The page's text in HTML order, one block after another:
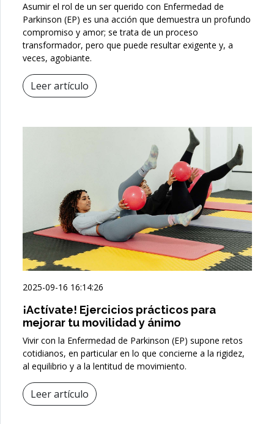
Asumir el rol de un ser querido con Enfermedad de
Parkinson (EP) es una acción que demuestra un profundo
compromiso y amor; se trata de un proceso
transformador, pero que puede resultar exigente y, a
veces, agobiante.
Leer artículo
2025-09-16 16:14:26
¡Actívate! Ejercicios prácticos para
mejorar tu movilidad y ánimo
Vivir con la Enfermedad de Parkinson (EP) supone retos
cotidianos, en particular en lo que concierne a la rigidez,
al equilibrio y a la lentitud de movimiento.
Leer artículo